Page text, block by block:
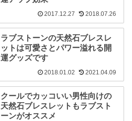
2017.12.27 2018.07.26
ラブストーンの天然石ブレスレ
ットは可愛さとパワー溢れる開
運グッズです
2018.01.02 2021.04.09
クールでカッコいい男性向けの
天然石ブレスレットもラブスト
ーンがオススメ